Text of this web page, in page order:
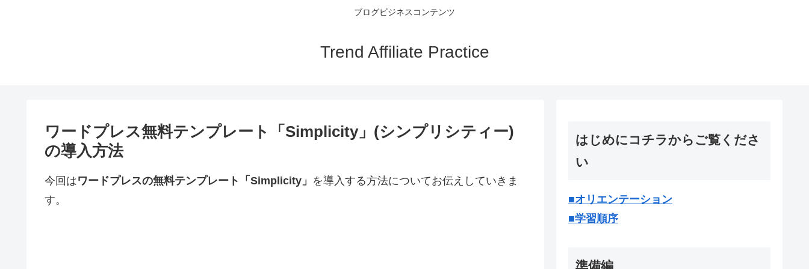
ブログビジネスコンテンツ
Trend Affiliate Practice
ワードプレス無料テンプレート「Simplicity」(シンプリシティー)
の導入方法
今回はワードプレスの無料テンプレート「Simplicity」 を導入する方法についてお伝えしていきま
す。
はじめにコチラからご覧くださ
い
■オリエンテーション
■学習順序
準備編